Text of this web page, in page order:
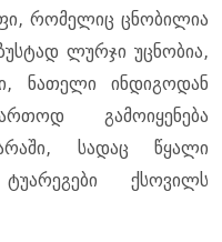
რომელიც ცნობილია
ლურჯი უცნობია,
ნათელი ინდიგოდან
გამოიყენება
სადაც წყალი
ქსოვილს